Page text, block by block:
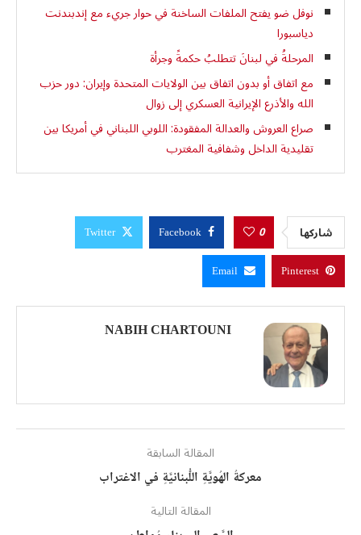
نوفل ضو يفتح الملفات الساخنة في حوار جريء مع إندبندنت
دياسبورا
المرحلةُ في لبنانَ تتطلبُ حكمةً وجرأة
مع اتفاق أو بدون اتفاق بين الولايات المتحدة وإيران: دور حزب
الله والأذرع الإيرانية العسكري إلى زوال
صراع العروش والعدالة المفقودة: اللوبي اللبناني في أمريكا بين
تقليدية الداخل وشفافية المغترب
شاركها 0
Facebook
Twitter
Pinterest
Email
NABIH CHARTOUNI
المقالة السابقة
معركةُ الهُويَّةِ اللُّبنانيَّةِ في الاغتراب
المقالة التالية